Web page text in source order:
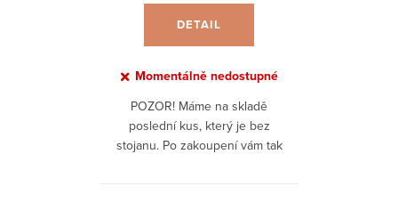
DETAIL
Momentálně nedostupné
POZOR! Máme na skladě
poslední kus, který je bez
stojanu. Po zakoupení vám tak